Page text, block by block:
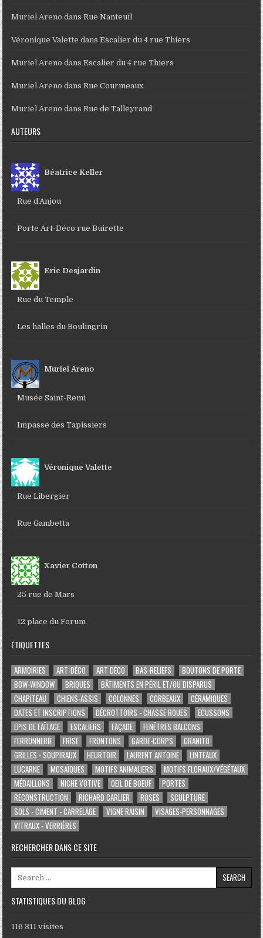
Muriel Areno dansRue Nanteuil
Véronique Valette dansEscalier du 4 rue Thiers
Muriel Areno dansEscalier du 4 rue Thiers
Muriel Areno dansRue Courmeaux
Muriel Areno dansRue de Talleyrand
AUTEURS
Béatrice Keller
Rue d’Anjou
Porte Art-Déco rue Buirette
Eric Desjardin
Rue du Temple
Les halles du Boulingrin
Muriel Areno
Musée Saint-Remi
Impasse des Tapissiers
Véronique Valette
Rue Libergier
Rue Gambetta
Xavier Cotton
25 rue de Mars
12 place du Forum
ÉTIQUETTES
ARMOIRIES ART-DÉCO ART DÉCO BAS-RELIEFS
BOUTONS DE PORTE
BOW-WINDOW
BRIQUES
BÂTIMENTS EN PÉRIL ET/OU DISPARUS
CHAPITEAU
CHIENS-ASSIS COLONNES CORBEAUX
CÉRAMIQUES
DATES ET INSCRIPTIONS
DÉCROTTOIRS - CHASSE ROUES
ECUSSONS
EPIS DE FAÎTAGE
ESCALIERS FAÇADE
FENÊTRES BALCONS
FERRONNERIE
FRISE FRONTONS GARDE-CORPS
GRANITO
GRILLES - SOUPIRAUX
HEURTOIR LAURENT ANTOINE
LINTEAUX
LUCARNE
MOSAÏQUES MOTIFS ANIMALIERS
MOTIFS FLORAUX/VÉGÉTAUX
MÉDAILLONS
NICHE VOTIVE OEIL DE BOEUF
PORTES
RECONSTRUCTION
RICHARD CARLIER ROSES
SCULPTURE
SOLS - CIMENT - CARRELAGE
VIGNE RAISIN
VISAGES-PERSONNAGES
VITRAUX - VERRIÈRES
RECHERCHER DANS CE SITE
STATISTIQUES DU BLOG
116 311 visites